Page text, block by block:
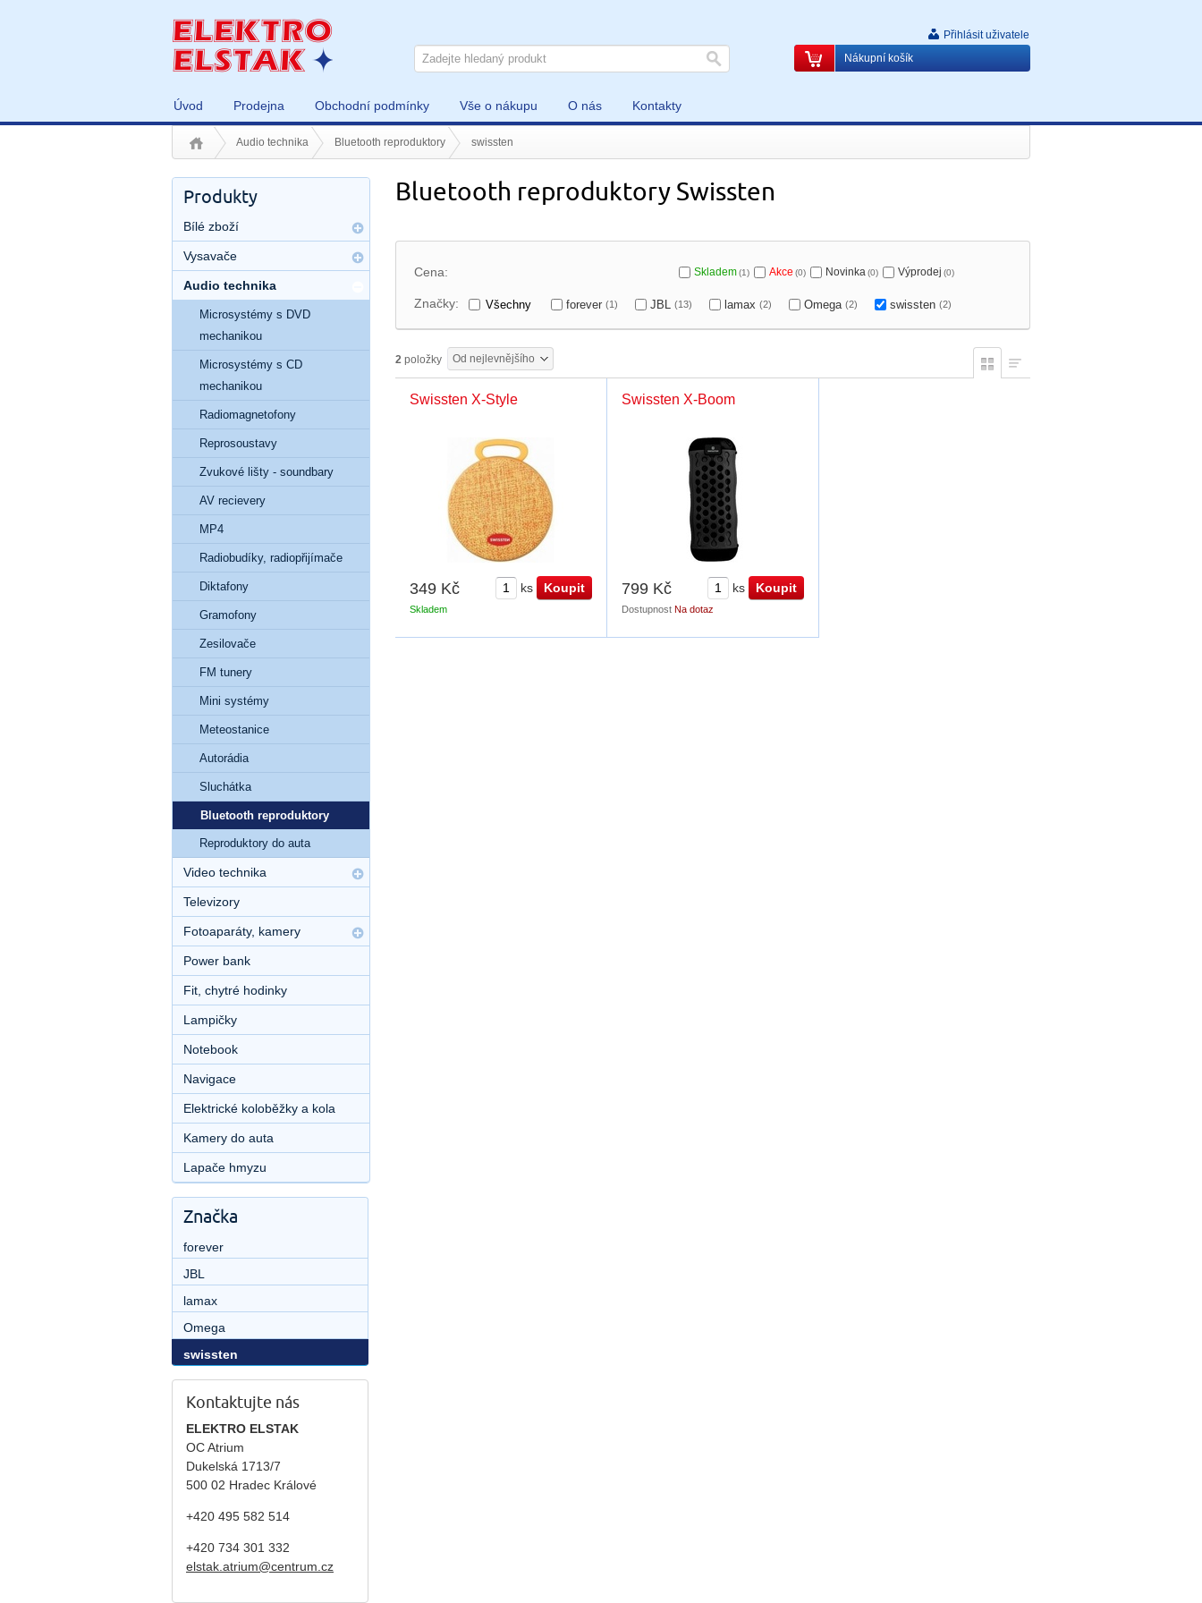
Úvod Prodejna Obchodní podmínky Vše o nákupu O nás Kontakty
Přihlásit uživatele
Nákupní košík
Audio technika Bluetooth reproduktory swissten
Bluetooth reproduktory Swissten
Cena: Skladem(1) Akce (0) Novinka(0) Výprodej (0)
Značky: Všechny forever (1) JBL (13) lamax (2) Omega (2) swissten (2)
2 položky Od nejlevnějšího
Swissten X-Style
349 Kč ks
Skladem
Swissten X-Boom
799 Kč ks
Dostupnost Na dotaz
Produkty
Bílé zboží
Vysavače
Audio technika
Microsystémy s DVD
mechanikou
Microsystémy s CD
mechanikou
Radiomagnetofony
Reprosoustavy
Zvukové lišty - soundbary
AV recievery
MP4
Radiobudíky, radiopřijímače
Diktafony
Gramofony
Zesilovače
FM tunery
Mini systémy
Meteostanice
Autorádia
Sluchátka
Bluetooth reproduktory
Reproduktory do auta
Video technika
Televizory
Fotoaparáty, kamery
Power bank
Fit, chytré hodinky
Lampičky
Notebook
Navigace
Elektrické koloběžky a kola
Kamery do auta
Lapače hmyzu
Značka
forever
JBL
lamax
Omega
swissten
Kontaktujte nás
ELEKTRO ELSTAK
OC Atrium
Dukelská 1713/7
500 02 Hradec Králové
+420 495 582 514
+420 734 301 332
elstak.atrium@centrum.cz